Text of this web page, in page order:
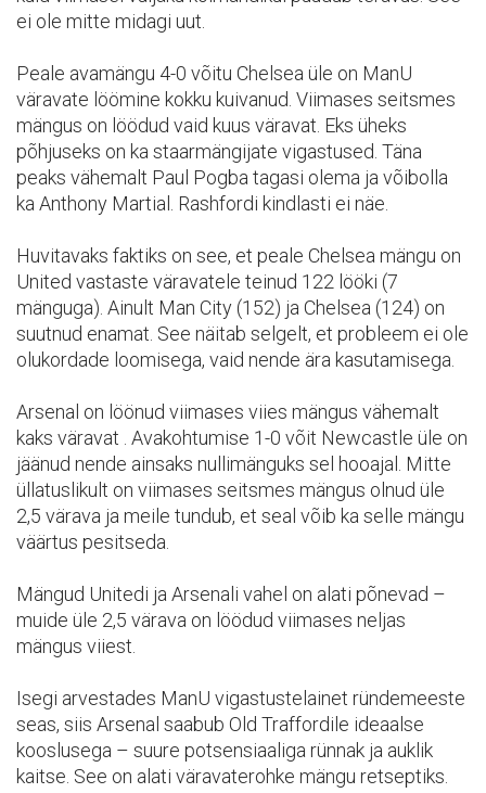
ei ole mitte midagi uut.
Peale avamängu 4-0 võitu Chelsea üle on ManU
väravate löömine kokku kuivanud. Viimases seitsmes
mängus on löödud vaid kuus väravat. Eks üheks
põhjuseks on ka staarmängijate vigastused. Täna
peaks vähemalt Paul Pogba tagasi olema ja võibolla
ka Anthony Martial. Rashfordi kindlasti ei näe.
Huvitavaks faktiks on see, et peale Chelsea mängu on
United vastaste väravatele teinud 122 lööki (7
mänguga). Ainult Man City (152) ja Chelsea (124) on
suutnud enamat. See näitab selgelt, et probleem ei ole
olukordade loomisega, vaid nende ära kasutamisega.
Arsenal on löönud viimases viies mängus vähemalt
kaks väravat . Avakohtumise 1-0 võit Newcastle üle on
jäänud nende ainsaks nullimänguks sel hooajal. Mitte
üllatuslikult on viimases seitsmes mängus olnud üle
2,5 värava ja meile tundub, et seal võib ka selle mängu
väärtus pesitseda.
Mängud Unitedi ja Arsenali vahel on alati põnevad –
muide üle 2,5 värava on löödud viimases neljas
mängus viiest.
Isegi arvestades ManU vigastustelainet ründemeeste
seas, siis Arsenal saabub Old Traffordile ideaalse
kooslusega – suure potsensiaaliga rünnak ja auklik
kaitse. See on alati väravaterohke mängu retseptiks.